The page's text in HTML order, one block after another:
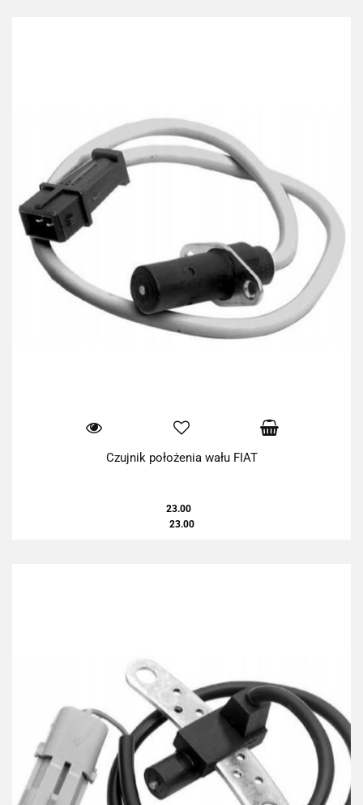
Czujnik położenia wału FIAT
23.00
23.00